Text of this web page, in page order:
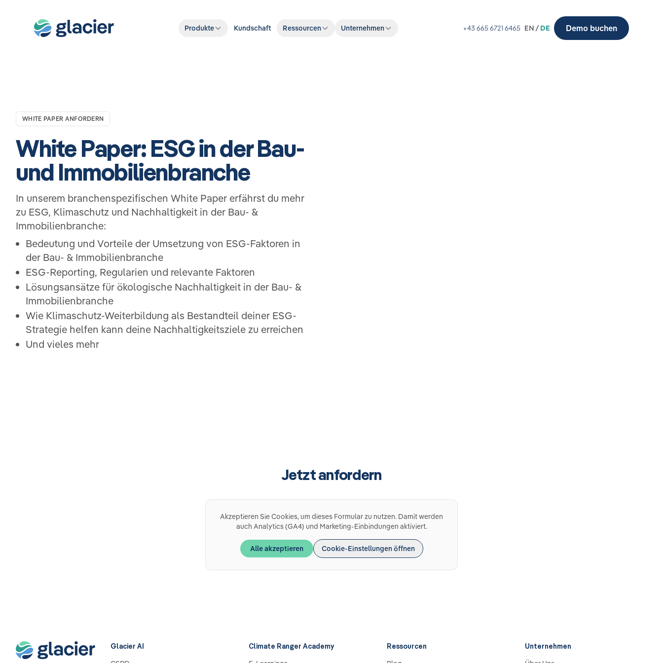
Produkte Kundschaft Ressourcen Unternehmen +43 665 6721 6465 EN / DE Demo buchen
WHITE PAPER ANFORDERN
White Paper: ESG in der Bau-
und Immobilienbranche
In unserem branchenspezifischen White Paper erfährst du mehr
zu ESG, Klimaschutz und Nachhaltigkeit in der Bau- &
Immobilienbranche:
Bedeutung und Vorteile der Umsetzung von ESG-Faktoren in
der Bau- & Immobilienbranche
ESG-Reporting, Regularien und relevante Faktoren
Lösungsansätze für ökologische Nachhaltigkeit in der Bau- &
Immobilienbranche
Wie Klimaschutz-Weiterbildung als Bestandteil deiner ESG-
Strategie helfen kann deine Nachhaltigkeitsziele zu erreichen
Und vieles mehr
Jetzt anfordern
Akzeptieren Sie Cookies, um dieses Formular zu nutzen. Damit werden
auch Analytics (GA4) und Marketing-Einbindungen aktiviert.
Alle akzeptieren Cookie-Einstellungen öffnen
Glacier AI
Climate Ranger Academy
Ressourcen
Unternehmen